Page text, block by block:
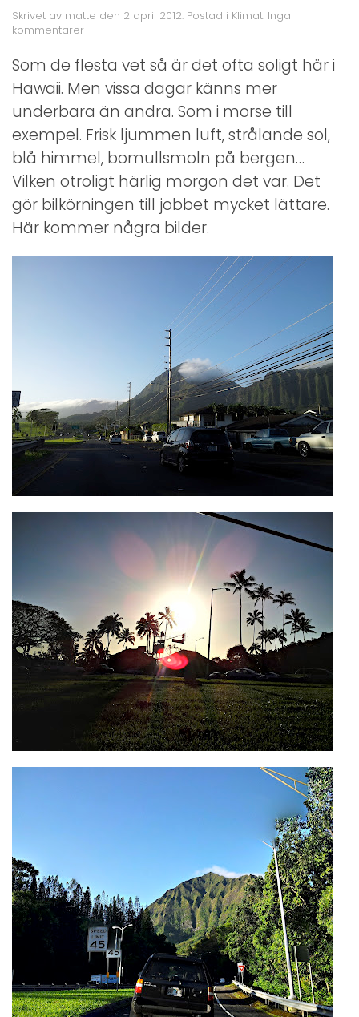
Skrivet av matte den 2 april 2012. Postad i Klimat. Inga
kommentarertill
Morgonkörning
Som de flesta vet så är det ofta soligt här i
Hawaii. Men vissa dagar känns mer
underbara än andra. Som i morse till
exempel. Frisk ljummen luft, strålande sol,
blå himmel, bomullsmoln på bergen…
Vilken otroligt härlig morgon det var. Det
gör bilkörningen till jobbet mycket lättare.
Här kommer några bilder.